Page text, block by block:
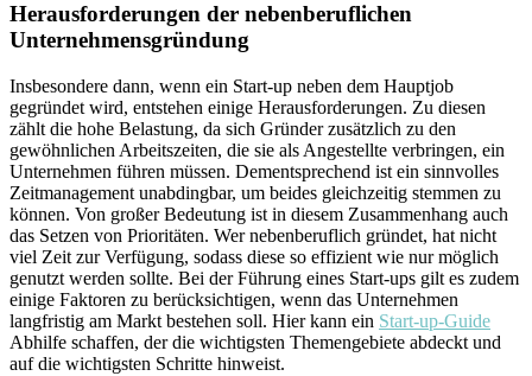
Herausforderungen der nebenberuflichen
Unternehmensgründung
Insbesondere dann, wenn ein Start-up neben dem Hauptjob
gegründet wird, entstehen einige Herausforderungen. Zu diesen
zählt die hohe Belastung, da sich Gründer zusätzlich zu den
gewöhnlichen Arbeitszeiten, die sie als Angestellte verbringen, ein
Unternehmen führen müssen. Dementsprechend ist ein sinnvolles
Zeitmanagement unabdingbar, um beides gleichzeitig stemmen zu
können. Von großer Bedeutung ist in diesem Zusammenhang auch
das Setzen von Prioritäten. Wer nebenberuflich gründet, hat nicht
viel Zeit zur Verfügung, sodass diese so effizient wie nur möglich
genutzt werden sollte. Bei der Führung eines Start-ups gilt es zudem
einige Faktoren zu berücksichtigen, wenn das Unternehmen
langfristig am Markt bestehen soll. Hier kann ein Start-up-Guide
Abhilfe schaffen, der die wichtigsten Themengebiete abdeckt und
auf die wichtigsten Schritte hinweist.